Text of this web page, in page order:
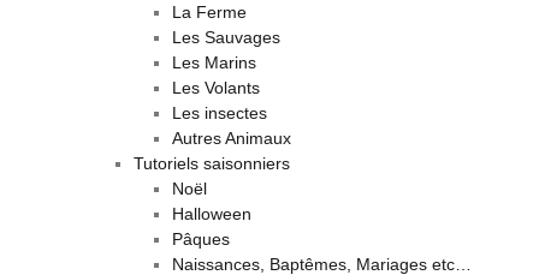
La Ferme
Les Sauvages
Les Marins
Les Volants
Les insectes
Autres Animaux
Tutoriels saisonniers
Noël
Halloween
Pâques
Naissances, Baptêmes, Mariages etc…